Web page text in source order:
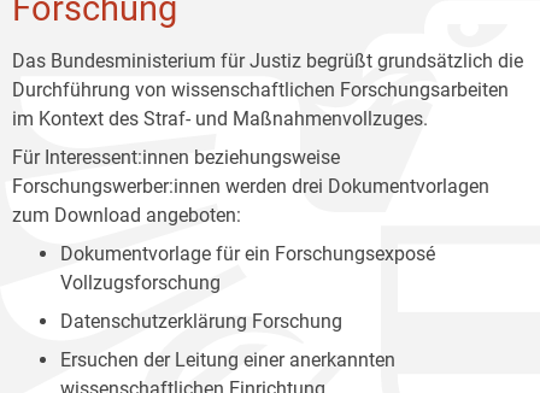
Forschung
Das Bundesministerium für Justiz begrüßt grundsätzlich die
Durchführung von wissenschaftlichen Forschungsarbeiten
im Kontext des Straf- und Maßnahmenvollzuges.
Für Interessent:innen beziehungsweise
Forschungswerber:innen werden drei Dokumentvorlagen
zum Download angeboten:
Dokumentvorlage für ein Forschungsexposé
Vollzugsforschung
Datenschutzerklärung Forschung
Ersuchen der Leitung einer anerkannten